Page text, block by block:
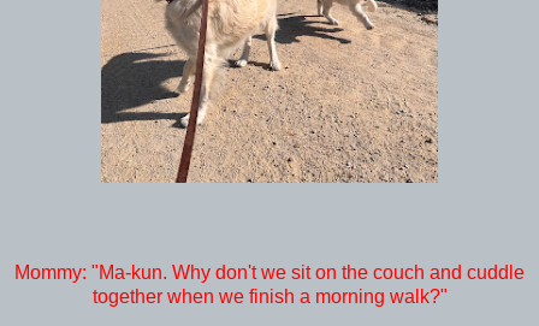
Mommy: "Ma-kun. Why don't we sit on the couch and cuddle
together when we finish a morning walk?"